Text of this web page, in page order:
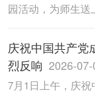
园活动，为师生
庆祝中国共产党
烈反响 2026-
7月1日上午，庆